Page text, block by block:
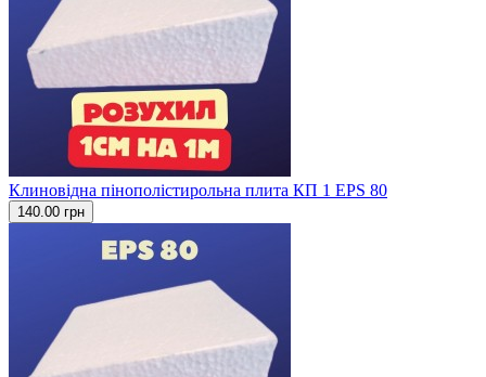
Клиновідна пінополістирольна плита КП 1 EPS 80
140.00 грн